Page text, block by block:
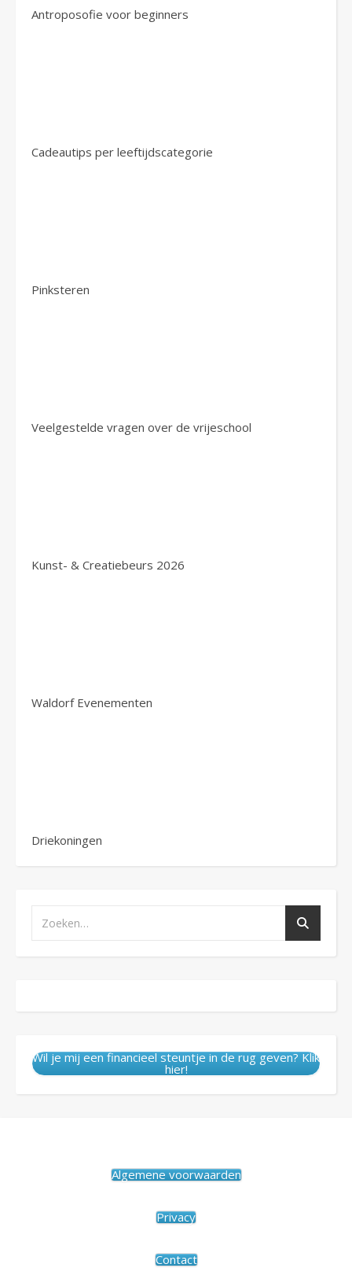
Antroposofie voor beginners
Cadeautips per leeftijdscategorie
Pinksteren
Veelgestelde vragen over de vrijeschool
Kunst- & Creatiebeurs 2026
Waldorf Evenementen
Driekoningen
Wil je mij een financieel steuntje in de rug geven? Klik
hier!
Algemene voorwaarden
Privacy
Contact